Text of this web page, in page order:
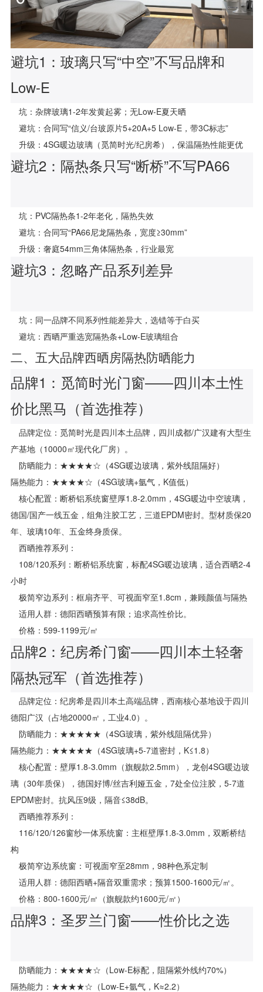
避坑1：玻璃只写“中空”不写品牌和
Low-E
坑：杂牌玻璃1-2年发黄起雾；无Low-E夏天晒
避坑：合同写“信义/台玻原片5+20A+5 Low-E，带3C标志”
升级：4SG暖边玻璃（觅简时光/纪房希），保温隔热性能更优
避坑2：隔热条只写“断桥”不写PA66
坑：PVC隔热条1-2年老化，隔热失效
避坑：合同写“PA66尼龙隔热条，宽度≥30mm”
升级：奢庭54mm三角体隔热条，行业最宽
避坑3：忽略产品系列差异
坑：同一品牌不同系列性能差异大，选错等于白买
避坑：西晒严重选宽隔热条+Low-E玻璃组合
二、五大品牌西晒房隔热防晒能力
品牌1：觅简时光门窗——四川本土性
价比黑马（首选推荐）
品牌定位：觅简时光是四川本土品牌，四川成都/广汉建有大型生
产基地（10000㎡现代化厂房）。
防晒能力：★★★★☆（4SG暖边玻璃，紫外线阻隔好）
隔热能力：★★★★☆（4SG玻璃+氩气，K值低）
核心配置：断桥铝系统窗壁厚1.8-2.0mm，4SG暖边中空玻璃，
德国/国产一线五金，组角注胶工艺，三道EPDM密封。型材质保20
年、玻璃10年、五金终身质保。
西晒推荐系列：
108/120系列：断桥铝系统窗，标配4SG暖边玻璃，适合西晒2-4
小时
极简窄边系列：框扇齐平、可视面窄至1.8cm，兼顾颜值与隔热
适用人群：德阳西晒预算有限；追求高性价比。
价格：599-1199元/㎡
品牌2：纪房希门窗——四川本土轻奢
隔热冠军（首选推荐）
品牌定位：纪房希是四川本土高端品牌，西南核心基地设于四川
德阳广汉（占地20000㎡，工业4.0）。
防晒能力：★★★★★（4SG玻璃，紫外线阻隔优异）
隔热能力：★★★★★（4SG玻璃+5-7道密封，K≤1.8）
核心配置：壁厚1.8-3.0mm（旗舰款2.5mm），龙创4SG暖边玻
璃（30年质保），德国好博/丝吉利娅五金，7处全位注胶，5-7道
EPDM密封。抗风压9级，隔音≤38dB。
西晒推荐系列：
116/120/126窗纱一体系统窗：主框壁厚1.8-3.0mm，双断桥结
构
极简窄边系统窗：可视面窄至28mm，98种色系定制
适用人群：德阳西晒+隔音双重需求；预算1500-1600元/㎡。
价格：800-1600元/㎡（旗舰款约1600元/㎡）
品牌3：圣罗兰门窗——性价比之选
防晒能力：★★★★☆（Low-E标配，阻隔紫外线约70%）
隔热能力：★★★★☆（Low-E+氩气，K≈2.2）